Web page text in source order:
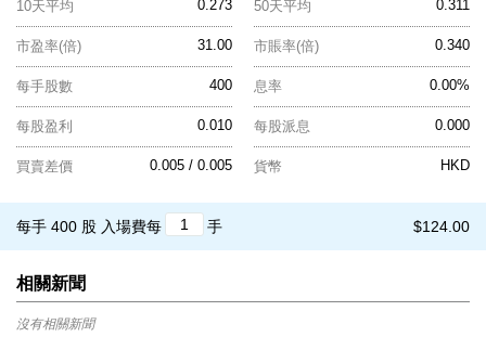
0.273
10天平均 0.311
50天平均
31.00
市盈率(倍) 0.340
市賬率(倍)
400
每手股數 0.00%
息率
0.010
每股盈利 0.000
每股派息
0.005 / 0.005
買賣差價 HKD
貨幣
$124.00
每手 400 股 入場費每 手
相關新聞
沒有相關新聞